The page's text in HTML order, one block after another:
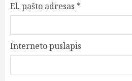
El. pašto adresas *
Interneto puslapis